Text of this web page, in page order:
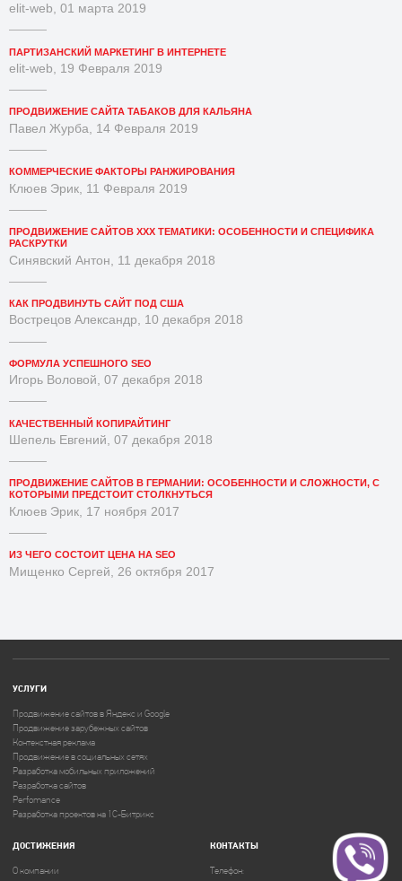
elit-web, 01 марта 2019
ПАРТИЗАНСКИЙ МАРКЕТИНГ В ИНТЕРНЕТЕ
elit-web, 19 Февраля 2019
ПРОДВИЖЕНИЕ САЙТА ТАБАКОВ ДЛЯ КАЛЬЯНА
Павел Журба, 14 Февраля 2019
КОММЕРЧЕСКИЕ ФАКТОРЫ РАНЖИРОВАНИЯ
Клюев Эрик, 11 Февраля 2019
ПРОДВИЖЕНИЕ САЙТОВ XXX ТЕМАТИКИ: ОСОБЕННОСТИ И СПЕЦИФИКА
РАСКРУТКИ
Синявский Антон, 11 декабря 2018
КАК ПРОДВИНУТЬ САЙТ ПОД США
Вострецов Александр, 10 декабря 2018
ФОРМУЛА УСПЕШНОГО SEO
Игорь Воловой, 07 декабря 2018
КАЧЕСТВЕННЫЙ КОПИРАЙТИНГ
Шепель Евгений, 07 декабря 2018
ПРОДВИЖЕНИЕ САЙТОВ В ГЕРМАНИИ: ОСОБЕННОСТИ И СЛОЖНОСТИ, С
КОТОРЫМИ ПРЕДСТОИТ СТОЛКНУТЬСЯ
Клюев Эрик, 17 ноября 2017
ИЗ ЧЕГО СОСТОИТ ЦЕНА НА SEO
Мищенко Сергей, 26 октября 2017
УСЛУГИ
Продвижение сайтов в Яндекс и Google
Продвижение зарубежных сайтов
Контекстная реклама
Продвижение в социальных сетях
Разработка мобильных приложений
Разработка сайтов
Perfomance
Разработка проектов на 1C-Битрикс
ДОСТИЖЕНИЯ
О компании
КОНТАКТЫ
Телефон: